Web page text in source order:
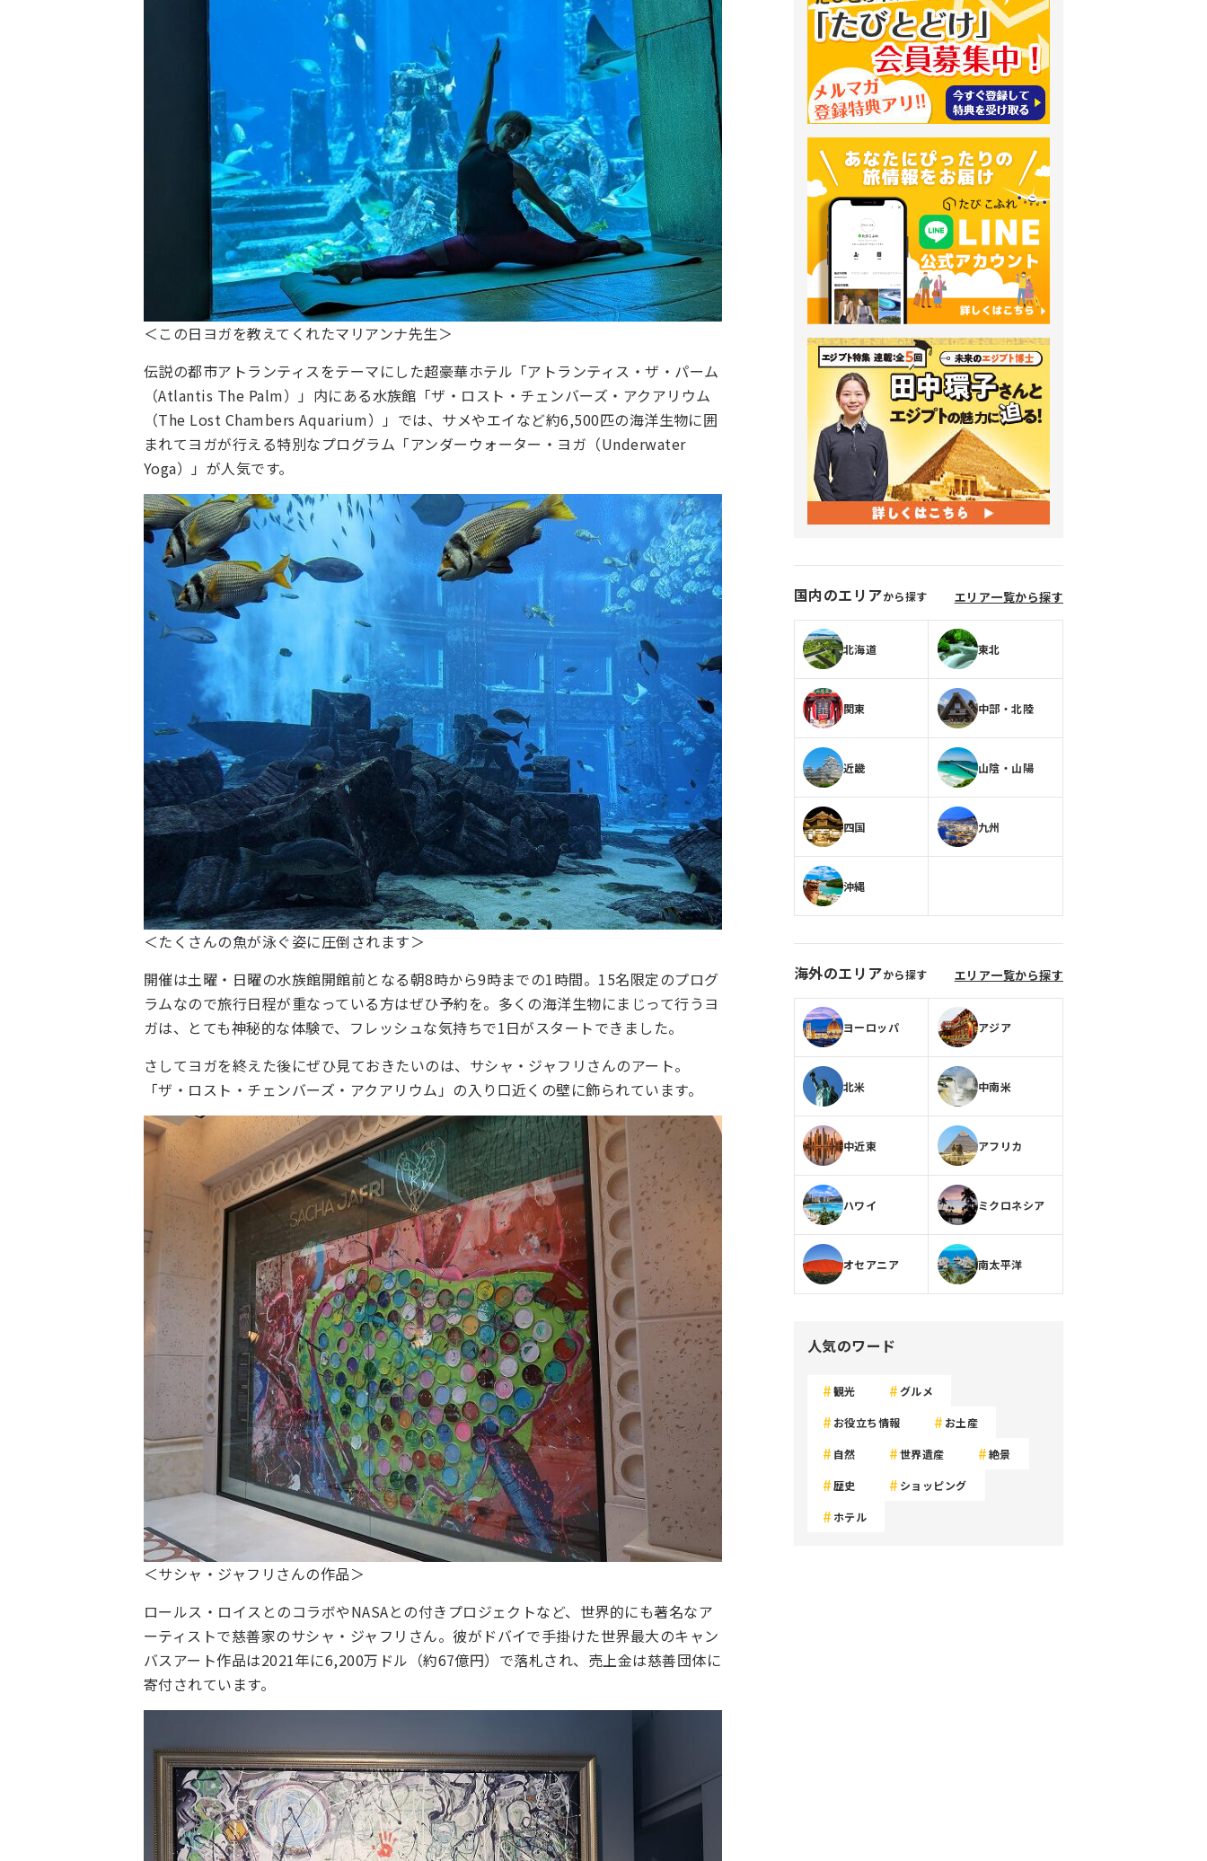
＜この日ヨガを教えてくれたマリアンナ先生＞
伝説の都市アトランティスをテーマにした超豪華ホテル「アトランティス・ザ・パーム
（Atlantis The Palm）」内にある水族館「ザ・ロスト・チェンバーズ・アクアリウム
（The Lost Chambers Aquarium）」では、サメやエイなど約6,500匹の海洋生物に囲
まれてヨガが行える特別なプログラム「アンダーウォーター・ヨガ（Underwater
Yoga）」が人気です。
＜たくさんの魚が泳ぐ姿に圧倒されます＞
開催は土曜・日曜の水族館開館前となる朝8時から9時までの1時間。15名限定のプログ
ラムなので旅行日程が重なっている方はぜひ予約を。多くの海洋生物にまじって行うヨ
ガは、とても神秘的な体験で、フレッシュな気持ちで1日がスタートできました。
さしてヨガを終えた後にぜひ見ておきたいのは、サシャ・ジャフリさんのアート。
「ザ・ロスト・チェンバーズ・アクアリウム」の入り口近くの壁に飾られています。
＜サシャ・ジャフリさんの作品＞
ロールス・ロイスとのコラボやNASAとの付きプロジェクトなど、世界的にも著名なア
ーティストで慈善家のサシャ・ジャフリさん。彼がドバイで手掛けた世界最大のキャン
バスアート作品は2021年に6,200万ドル（約67億円）で落札され、売上金は慈善団体に
寄付されています。
国内のエリアから探す エリア一覧から探す
北海道 東北
関東 中部・北陸
近畿 山陰・山陽
四国 九州
沖縄
海外のエリアから探す エリア一覧から探す
ヨーロッパ アジア
北米 中南米
中近東 アフリカ
ハワイ ミクロネシア
オセアニア 南太平洋
人気のワード
観光 グルメ
お役立ち情報 お土産
自然 世界遺産 絶景
歴史 ショッピング
ホテル